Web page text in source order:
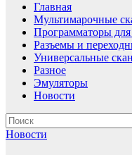
Главная
Мультимарочные
Программаторы для
Разъемы и
Универсальные
Разное
Эмуляторы
Новости
Новости